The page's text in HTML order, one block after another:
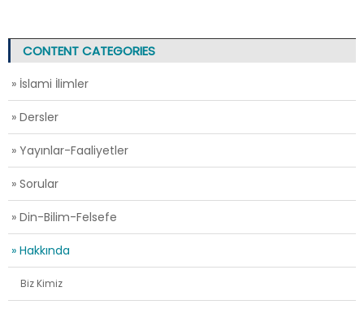
CONTENT CATEGORIES
» İslami İlimler
» Dersler
» Yayınlar-Faaliyetler
» Sorular
» Din-Bilim-Felsefe
» Hakkında
Biz Kimiz